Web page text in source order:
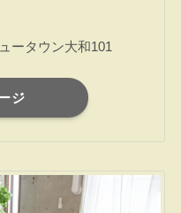
ータウン大和101
ジ